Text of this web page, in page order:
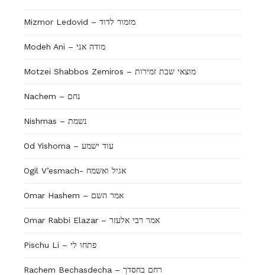
Mizmor Ledovid – מזמור לדוד
Modeh Ani – מודה אני
Motzei Shabbos Zemiros – מוצאי שבת זמירות
Nachem – נחם
Nishmas – נשמת
Od Yishoma – עוד ישמע
Ogil V’esmach- אגיל ואשמח
Omar Hashem – אמר השם
Omar Rabbi Elazar – אמר רבי אלעזר
Pischu Li – פתחו לי
Rachem Bechasdecha – רחם בחסדך